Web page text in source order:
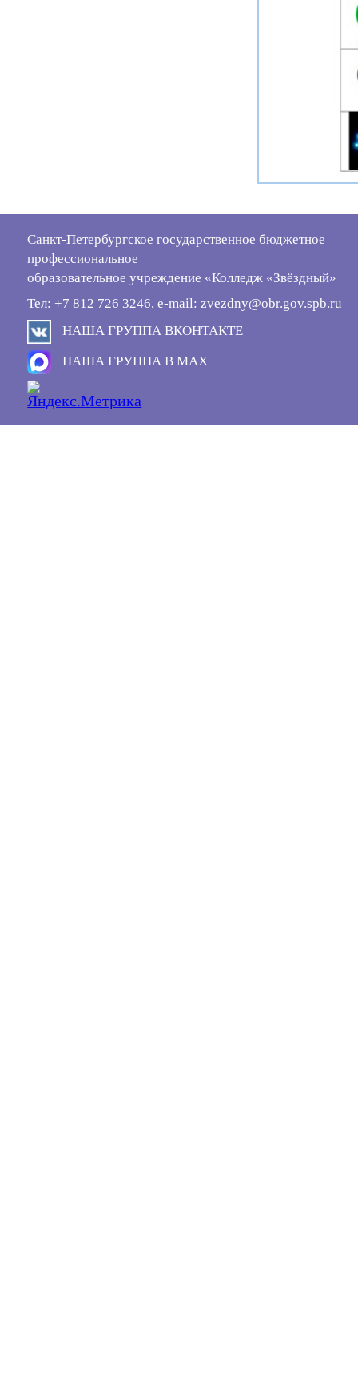
Санкт-Петербургское государственное бюджетное
профессиональное
образовательное учреждение «Колледж «Звёздный»
Тел: +7 812 726 3246, e-mail: zvezdny@obr.gov.spb.ru
НАША ГРУППА ВКОНТАКТЕ
НАША ГРУППА В MAX